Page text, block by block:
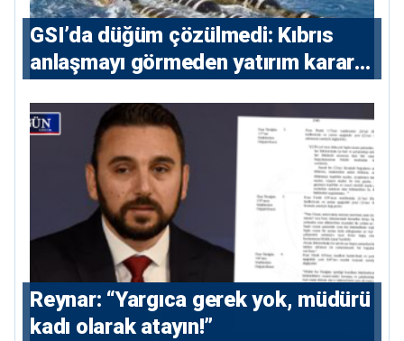
GSI’da düğüm çözülmedi: Kıbrıs
anlaşmayı görmeden yatırım kararı
Reynar: “Yargıca gerek yok, müdürü
kadı olarak atayın!”